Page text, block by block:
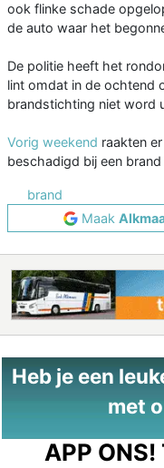
ook flinke schade
de auto waar het
De politie heeft het
lint omdat in de ochtend
brandstichting niet word
Vorig weekend raakten
beschadigd bij een
brand
Maak
Heb je een
met
APP ONS!